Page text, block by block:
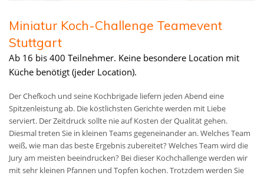
Miniatur Koch-Challenge Teamevent
Stuttgart
Ab 16 bis 400 Teilnehmer. Keine besondere Location mit
Küche benötigt (jeder Location).
Der Chefkoch und seine Kochbrigade liefern jeden Abend eine
Spitzenleistung ab. Die köstlichsten Gerichte werden mit Liebe
serviert. Der Zeitdruck sollte nie auf Kosten der Qualität gehen.
Diesmal treten Sie in kleinen Teams gegeneinander an. Welches Team
weiß, wie man das beste Ergebnis zubereitet? Welches Team wird die
Jury am meisten beeindrucken? Bei dieser Kochchallenge werden wir
mit sehr kleinen Pfannen und Topfen kochen. Trotzdem werden Sie